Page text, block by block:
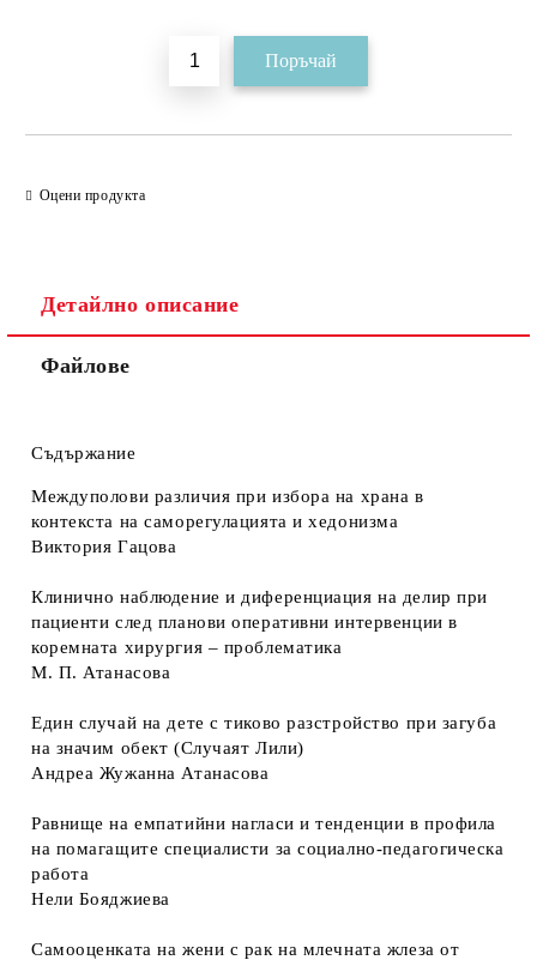
Оцени продукта
Детайлно описание
Файлове
Съдържание
Междуполови различия при избора на храна в
контекста на саморегулацията и хедонизма
Виктория Гацова
Клинично наблюдение и диференциация на делир при
пациенти след планови оперативни интервенции в
коремната хирургия – проблематика
М. П. Атанасова
Един случай на дете с тиково разстройство при загуба
на значим обект (Случаят Лили)
Андреа Жужанна Атанасова
Равнище на емпатийни нагласи и тенденции в профила
на помагащите специалисти за социално-педагогическа
работа
Нели Бояджиева
Самооценката на жени с рак на млечната жлеза от